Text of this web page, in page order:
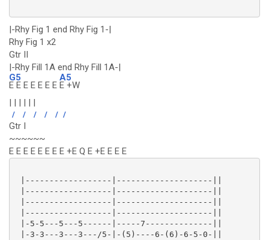
|-Rhy Fig 1 end Rhy Fig 1-|
Rhy Fig 1 x2
Gtr II
|-Rhy Fill 1A end Rhy Fill 1A-|
G5
E E E E E E E
A5
E +W
| | | | | |
/ / / / / /
Gtr I
~~~~~~
E E E E E E E E +E Q E +E E E E
|------------------|--------------------||
|------------------|--------------------||
|------------------|--------------------||
|------------------|--------------------||
|-5-5---5---5------|-----7--------------||
|-3-3---3---3---/5-|-(5)----6-(6)-6-5-0-||